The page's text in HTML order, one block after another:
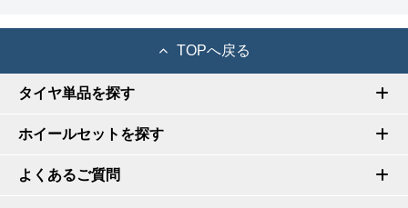
TOPへ戻る
タイヤ単品を探す
ホイールセットを探す
よくあるご質問